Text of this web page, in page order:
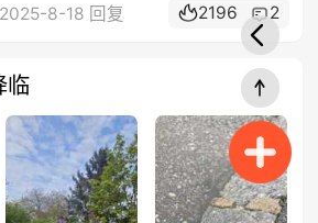
2025-8-18 回复 2196 2
临